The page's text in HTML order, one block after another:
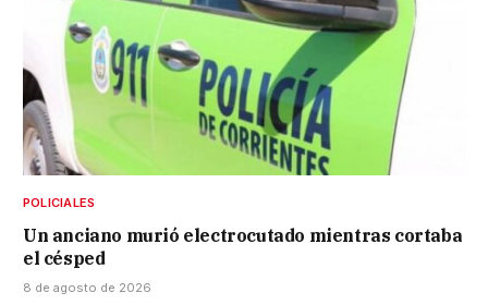
POLICIALES
Un anciano murió electrocutado mientras cortaba
el césped
8 de agosto de 2026